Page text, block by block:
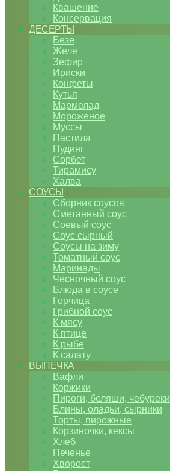
Квашение
Консервация
ДЕСЕРТЫ
Безе
Желе
Зефир
Ириски
Конфеты
Кутья
Мармелад
Мороженое
Муссы
Пастила
Пудинг
Сорбет
Тирамису
Халва
СОУСЫ
Сборник соусов
Сметанный соус
Соевый соус
Соус сырный
Соусы на зиму
Томатный соус
Маринады
Чесночный соус
Блюда в соусе
Горчица
Грибной соус
К мясу
К птице
К рыбе
К салату
ВЫПЕЧКА
Вафли
Коржики
Пироги, беляши, чебуреки
Блины, оладьи, сырники
Торты, пирожные
Корзиночки, кексы
Хлеб
Печенье
Хворост